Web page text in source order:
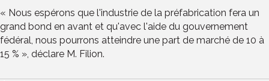
« Nous espérons que l'industrie de la préfabrication fera un
grand bond en avant et qu'avec l'aide du gouvernement
fédéral, nous pourrons atteindre une part de marché de 10 à
15 % », déclare M. Filion.